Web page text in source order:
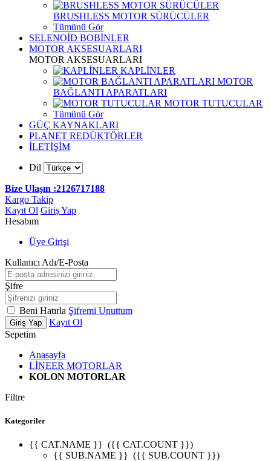
BRUSHLESS MOTOR SÜRÜCÜLER
Tümünü Gör
SELENOİD BOBİNLER
MOTOR AKSESUARLARI
MOTOR AKSESUARLARI
KAPLİNLER
MOTOR
BAĞLANTI APARATLARI
MOTOR TUTUCULAR
Tümünü Gör
GÜÇ KAYNAKLARI
PLANET REDÜKTÖRLER
İLETİŞİM
Dil
Bize Ulaşın :2126717188
Kargo Takip
Kayıt Ol Giriş Yap
Hesabım
Üye Girişi
Kullanıcı Adı/E-Posta
Şifre
Beni Hatırla Şifremi Unuttum
Giriş Yap
Kayıt Ol
Sepetim
Anasayfa
LİNEER MOTORLAR
KOLON MOTORLAR
Filtre
Kategoriler
{{ CAT.NAME }} ({{ CAT.COUNT }})
{{ SUB.NAME }} ({{ SUB.COUNT }})